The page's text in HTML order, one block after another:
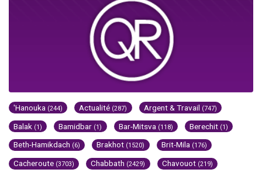
'Hanouka (244) Actualité (287) Argent & Travail (747)
Balak (1) Bamidbar (1) Bar-Mitsva (118) Berechit (1)
Beth-Hamikdach (6) Brakhot (1520) Brit-Mila (176)
Cacheroute (3703) Chabbath (2429) Chavouot (219)